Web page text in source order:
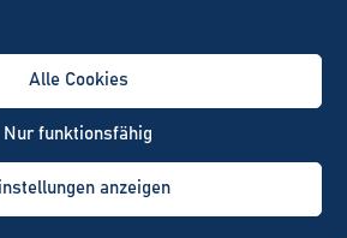
Alle Cookies
Nur funktionsfähig
anzeigen